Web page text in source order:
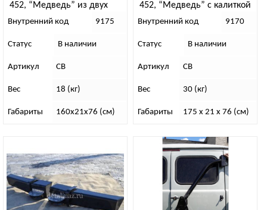
452, “Медведь” из двух
частей, с калиткой
Внутренний код 9175
Статус В наличии
Артикул СВ
Вес 18 (кг)
Габариты 160х21х76 (см)
452, “Медведь” с калиткой
под запаску
Внутренний код 9170
Статус В наличии
Артикул СВ
Вес 30 (кг)
Габариты 175 x 21 x 76 (см)